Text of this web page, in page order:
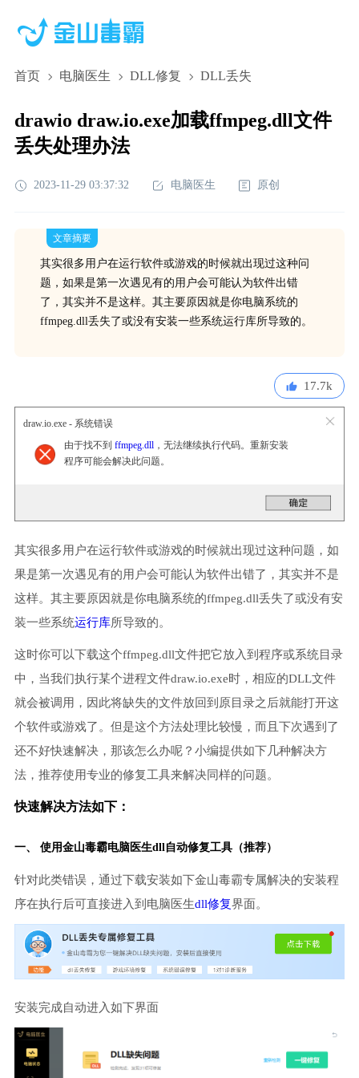
首页 电脑医生 DLL修复 DLL丢失
drawio draw.io.exe加载ffmpeg.dll文件
丢失处理办法
2023-11-29 03:37:32 电脑医生 原创
文章摘要
其实很多用户在运行软件或游戏的时候就出现过这种问
题，如果是第一次遇见有的用户会可能认为软件出错
了，其实并不是这样。其主要原因就是你电脑系统的
ffmpeg.dll丢失了或没有安装一些系统运行库所导致的。
17.7k
draw.io.exe - 系统错误
由于找不到 ffmpeg.dll，无法继续执行代码。重新安装
程序可能会解决此问题。
其实很多用户在运行软件或游戏的时候就出现过这种问题，如
果是第一次遇见有的用户会可能认为软件出错了，其实并不是
这样。其主要原因就是你电脑系统的ffmpeg.dll丢失了或没有安
装一些系统运行库所导致的。
这时你可以下载这个ffmpeg.dll文件把它放入到程序或系统目录
中，当我们执行某个进程文件draw.io.exe时，相应的DLL文件
就会被调用，因此将缺失的文件放回到原目录之后就能打开这
个软件或游戏了。但是这个方法处理比较慢，而且下次遇到了
还不好快速解决，那该怎么办呢？小编提供如下几种解决方
法，推荐使用专业的修复工具来解决同样的问题。
快速解决方法如下：
一、 使用金山毒霸电脑医生dll自动修复工具（推荐）
针对此类错误，通过下载安装如下金山毒霸专属解决的安装程
序在执行后可直接进入到电脑医生dll修复界面。
安装完成自动进入如下界面